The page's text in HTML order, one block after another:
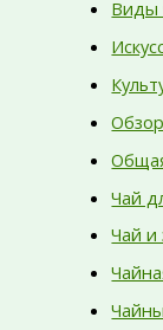
Виды
Чай
Чай и